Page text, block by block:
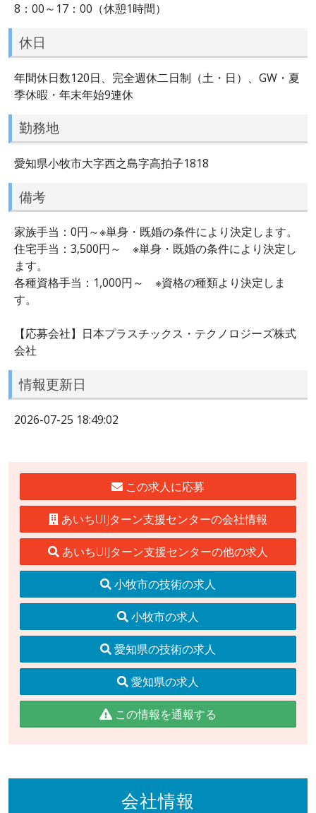
8：00～17：00（休憩1時間）
休日
年間休日数120日、完全週休二日制（土・日）、GW・夏
季休暇・年末年始9連休
勤務地
愛知県小牧市大字西之島字高拍子1818
備考
家族手当：0円～※単身・既婚の条件により決定します。
住宅手当：3,500円～ ※単身・既婚の条件により決定し
ます。
各種資格手当：1,000円～ ※資格の種類より決定しま
す。
【応募会社】日本プラスチックス・テクノロジーズ株式
会社
情報更新日
2026-07-25 18:49:02
この求人に応募
あいちUIJターン支援センターの会社情報
あいちUIJターン支援センターの他の求人
小牧市の技術の求人
小牧市の求人
愛知県の技術の求人
愛知県の求人
この情報を通報する
会社情報